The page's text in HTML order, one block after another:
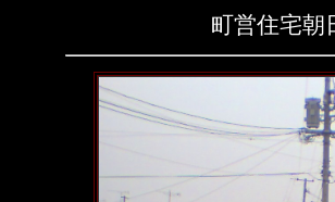
町営住宅朝